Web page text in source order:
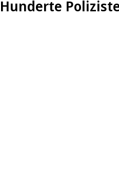
Hunderte